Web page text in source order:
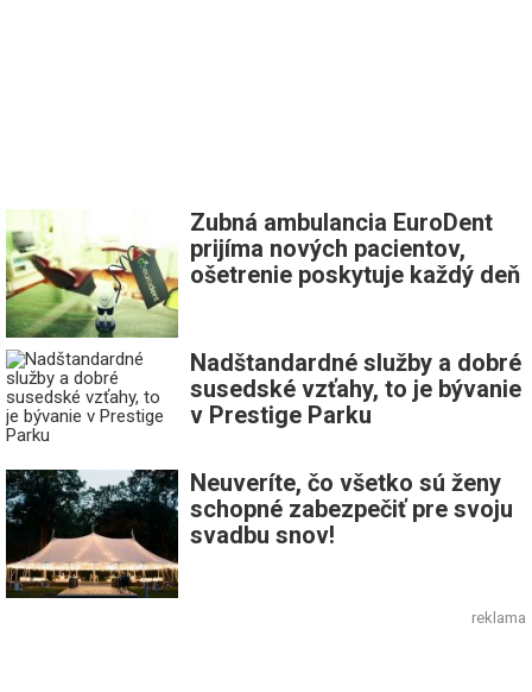
Zubná ambulancia EuroDent
prijíma nových pacientov,
ošetrenie poskytuje každý deň
Nadštandardné služby a dobré
susedské vzťahy, to je bývanie
v Prestige Parku
Neuveríte, čo všetko sú ženy
schopné zabezpečiť pre svoju
svadbu snov!
reklama